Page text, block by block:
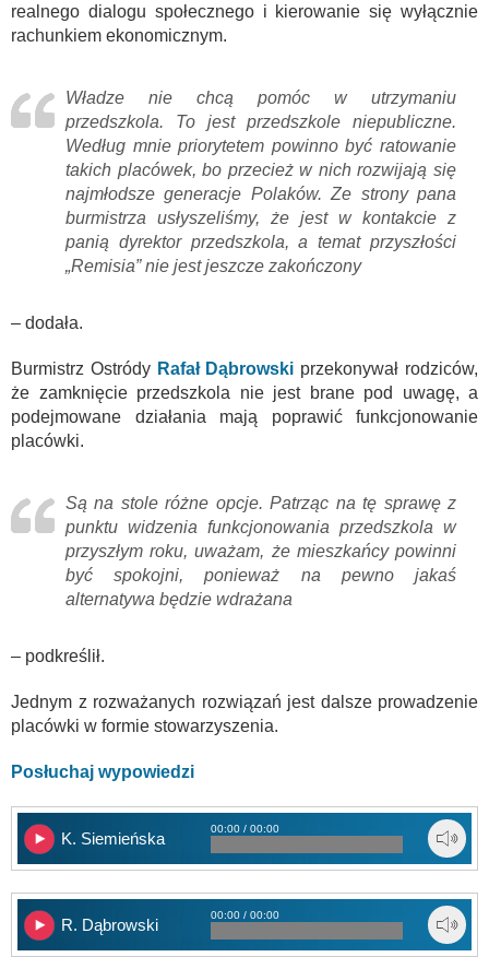
realnego dialogu społecznego i kierowanie się wyłącznie
rachunkiem ekonomicznym.
Władze nie chcą pomóc w utrzymaniu
przedszkola. To jest przedszkole niepubliczne.
Według mnie priorytetem powinno być ratowanie
takich placówek, bo przecież w nich rozwijają się
najmłodsze generacje Polaków. Ze strony pana
burmistrza usłyszeliśmy, że jest w kontakcie z
panią dyrektor przedszkola, a temat przyszłości
„Remisia” nie jest jeszcze zakończony
– dodała.
Burmistrz Ostródy Rafał Dąbrowski przekonywał rodziców,
że zamknięcie przedszkola nie jest brane pod uwagę, a
podejmowane działania mają poprawić funkcjonowanie
placówki.
Są na stole różne opcje. Patrząc na tę sprawę z
punktu widzenia funkcjonowania przedszkola w
przyszłym roku, uważam, że mieszkańcy powinni
być spokojni, ponieważ na pewno jakaś
alternatywa będzie wdrażana
– podkreślił.
Jednym z rozważanych rozwiązań jest dalsze prowadzenie
placówki w formie stowarzyszenia.
Posłuchaj wypowiedzi
K. Siemieńska
00:00 / 00:00
R. Dąbrowski
00:00 / 00:00